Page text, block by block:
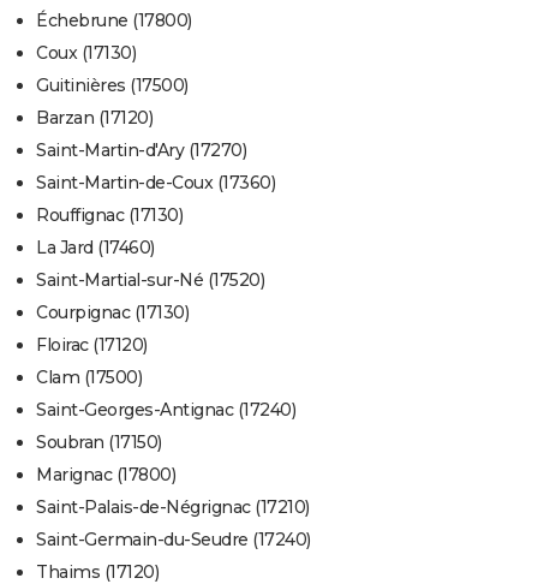
Échebrune (17800)
Coux (17130)
Guitinières (17500)
Barzan (17120)
Saint-Martin-d'Ary (17270)
Saint-Martin-de-Coux (17360)
Rouffignac (17130)
La Jard (17460)
Saint-Martial-sur-Né (17520)
Courpignac (17130)
Floirac (17120)
Clam (17500)
Saint-Georges-Antignac (17240)
Soubran (17150)
Marignac (17800)
Saint-Palais-de-Négrignac (17210)
Saint-Germain-du-Seudre (17240)
Thaims (17120)